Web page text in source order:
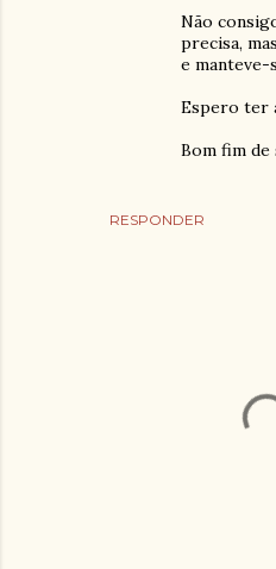
RESPONDER
Não
precisa,
e manteve-
Espero ter
Bom fim de